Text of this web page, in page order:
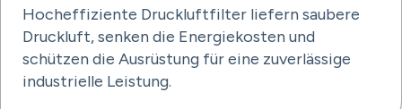
Hocheffiziente Druckluftfilter liefern saubere
Druckluft, senken die Energiekosten und
schützen die Ausrüstung für eine zuverlässige
industrielle Leistung.